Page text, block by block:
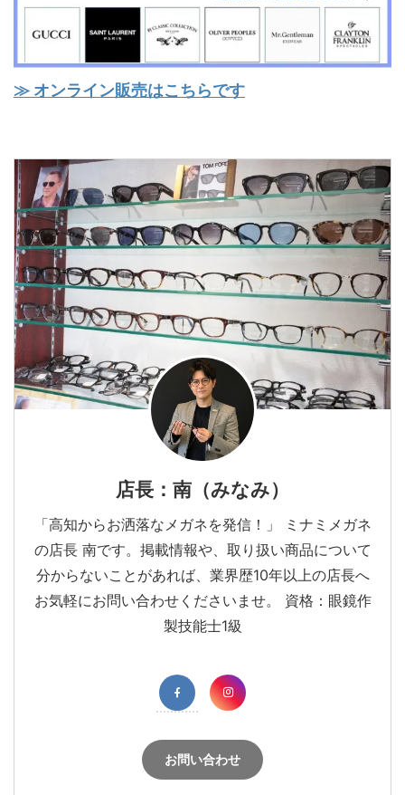
≫ オンライン販売はこちらです
店長：南（みなみ）
「高知からお洒落なメガネを発信！」 ミナミメガネ
の店長 南です。掲載情報や、取り扱い商品について
分からないことがあれば、業界歴10年以上の店長へ
お気軽にお問い合わせくださいませ。 資格：眼鏡作
製技能士1級
お問い合わせ